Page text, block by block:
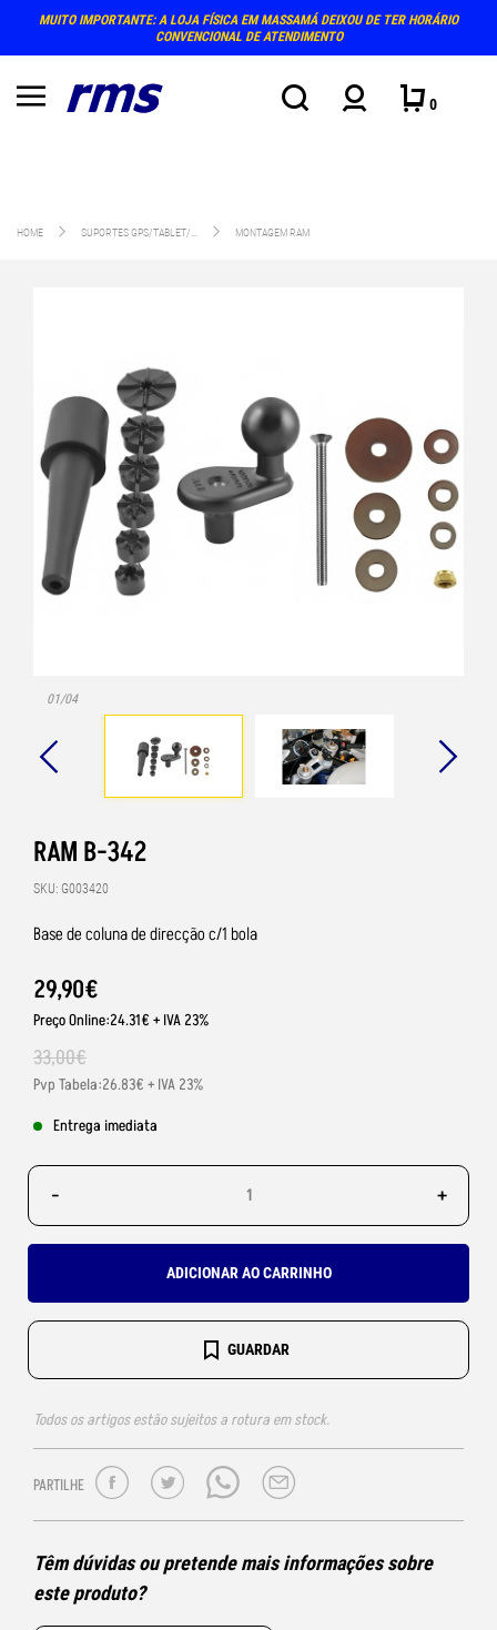
MUITO IMPORTANTE: A LOJA FÍSICA EM MASSAMÁ DEIXOU DE TER HORÁRIO
CONVENCIONAL DE ATENDIMENTO
0
HOME SUPORTES GPS/TABLET/... MONTAGEM RAM
01/04
RAM B-342
SKU: G003420
Base de coluna de direcção c/1 bola
29,90€
Preço Online:24.31€ + IVA 23%
33,00€
Pvp Tabela:26.83€ + IVA 23%
Entrega imediata
- +
ADICIONAR AO CARRINHO
GUARDAR
Todos os artigos estão sujeitos a rotura em stock.
PARTILHE
Têm dúvidas ou pretende mais informações sobre
este produto?